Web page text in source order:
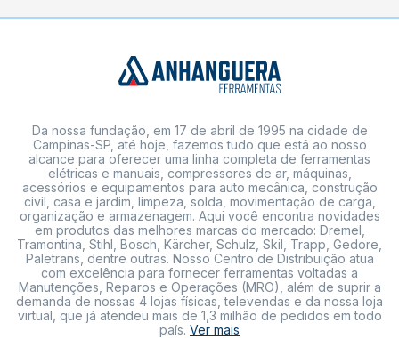
Da nossa fundação, em 17 de abril de 1995 na cidade de
Campinas-SP, até hoje, fazemos tudo que está ao nosso
alcance para oferecer uma linha completa de ferramentas
elétricas e manuais, compressores de ar, máquinas,
acessórios e equipamentos para auto mecânica, construção
civil, casa e jardim, limpeza, solda, movimentação de carga,
organização e armazenagem. Aqui você encontra novidades
em produtos das melhores marcas do mercado: Dremel,
Tramontina, Stihl, Bosch, Kärcher, Schulz, Skil, Trapp, Gedore,
Paletrans, dentre outras. Nosso Centro de Distribuição atua
com excelência para fornecer ferramentas voltadas a
Manutenções, Reparos e Operações (MRO), além de suprir a
demanda de nossas 4 lojas físicas, televendas e da nossa loja
virtual, que já atendeu mais de 1,3 milhão de pedidos em todo
país. Ver mais